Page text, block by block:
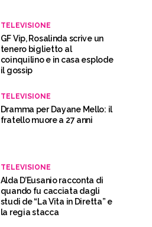
TELEVISIONE
GF Vip, Rosalinda scrive un
tenero biglietto al
coinquilino e in casa esplode
il gossip
TELEVISIONE
Dramma per Dayane Mello: il
fratello muore a 27 anni
TELEVISIONE
Alda D’Eusanio racconta di
quando fu cacciata dagli
studi de “La Vita in Diretta” e
la regia stacca